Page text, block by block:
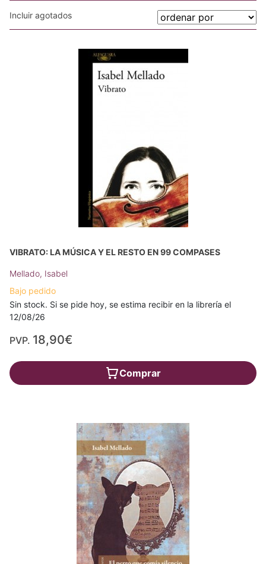
Incluir agotados
VIBRATO: LA MÚSICA Y EL RESTO EN 99 COMPASES
Mellado, Isabel
Bajo pedido
Sin stock. Si se pide hoy, se estima recibir en la librería el
12/08/26
PVP. 18,90€
Comprar